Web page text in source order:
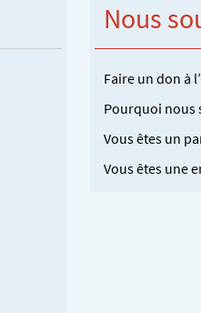
Nous
Faire un don à
Pourquoi nous
Vous êtes un
Vous êtes une